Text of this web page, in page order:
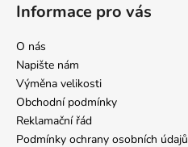
Informace pro vás
O nás
Napište nám
Výměna velikosti
Obchodní podmínky
Reklamační řád
Podmínky ochrany osobních údajů